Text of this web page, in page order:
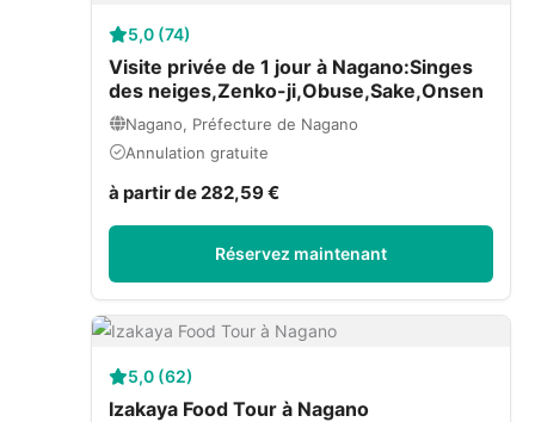
5,0 (74)
Visite privée de 1 jour à Nagano:Singes
des neiges,Zenko-ji,Obuse,Sake,Onsen
Nagano, Préfecture de Nagano
Annulation gratuite
à partir de 282,59 €
Réservez maintenant
5,0 (62)
Izakaya Food Tour à Nagano